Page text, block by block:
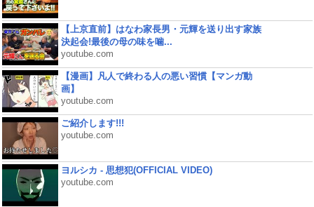
【上京直前】はなわ家長男・元輝を送り出す家族
決起会!最後の母の味を噛...
youtube.com
【漫画】凡人で終わる人の悪い習慣【マンガ動
画】
youtube.com
ご紹介します!!!
youtube.com
ヨルシカ - 思想犯(OFFICIAL VIDEO)
youtube.com